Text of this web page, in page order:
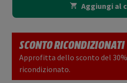
Aggiungi al
SCONTO RICONDIZIONATI
Approfitta dello sconto del
ricondizionato.